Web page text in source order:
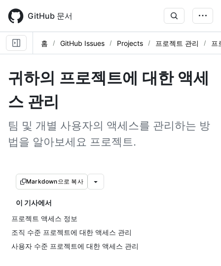
main
content
GitHub 문서
홈 GitHub Issues Projects 프로젝트 관리 프
귀하의 프로젝트에 대한 액세
스 관리
팀 및 개별 사용자의 액세스를 관리하는 방
법을 알아보세요 프로젝트.
Markdown으로 복사
이 기사에서
프로젝트 액세스 정보
조직 수준 프로젝트에 대한 액세스 관리
사용자 수준 프로젝트에 대한 액세스 관리